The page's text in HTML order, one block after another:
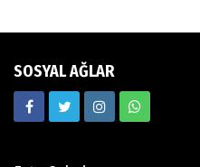
Eliminasyon
Ekrem
SOSYAL AĞLAR